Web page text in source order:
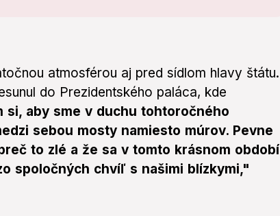
atmosférou aj pred sídlom hlavy štátu.
do Prezidentského paláca, kde
si, aby sme v duchu tohtoročného
sebou mosty namiesto múrov. Pevne
to zlé a že sa v tomto krásnom období
spoločných chvíľ s našimi blízkymi,"